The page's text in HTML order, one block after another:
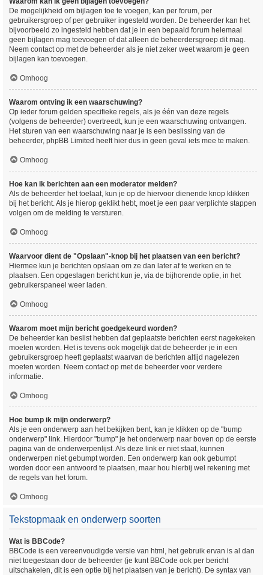
De mogelijkheid om bijlagen toe te voegen, kan per forum, per
gebruikersgroep of per gebruiker ingesteld worden. De beheerder kan het
bijvoorbeeld zo ingesteld hebben dat je in een bepaald forum helemaal
geen bijlagen mag toevoegen of dat alleen de beheerdersgroep dit mag.
Neem contact op met de beheerder als je niet zeker weet waarom je geen
bijlagen kan toevoegen.
Omhoog
Waarom ontving ik een waarschuwing?
Op ieder forum gelden specifieke regels, als je één van deze regels
(volgens de beheerder) overtreedt, kun je een waarschuwing ontvangen.
Het sturen van een waarschuwing naar je is een beslissing van de
beheerder, phpBB Limited heeft hier dus in geen geval iets mee te maken.
Omhoog
Hoe kan ik berichten aan een moderator melden?
Als de beheerder het toelaat, kun je op de hiervoor dienende knop klikken
bij het bericht. Als je hierop geklikt hebt, moet je een paar verplichte stappen
volgen om de melding te versturen.
Omhoog
Waarvoor dient de "Opslaan"-knop bij het plaatsen van een bericht?
Hiermee kun je berichten opslaan om ze dan later af te werken en te
plaatsen. Een opgeslagen bericht kun je, via de bijhorende optie, in het
gebruikerspaneel weer laden.
Omhoog
Waarom moet mijn bericht goedgekeurd worden?
De beheerder kan beslist hebben dat geplaatste berichten eerst nagekeken
moeten worden. Het is tevens ook mogelijk dat de beheerder je in een
gebruikersgroep heeft geplaatst waarvan de berichten altijd nagelezen
moeten worden. Neem contact op met de beheerder voor verdere
informatie.
Omhoog
Hoe bump ik mijn onderwerp?
Als je een onderwerp aan het bekijken bent, kan je klikken op de "bump
onderwerp" link. Hierdoor "bump" je het onderwerp naar boven op de eerste
pagina van de onderwerpenlijst. Als deze link er niet staat, kunnen
onderwerpen niet gebumpt worden. Een onderwerp kan ook gebumpt
worden door een antwoord te plaatsen, maar hou hierbij wel rekening met
de regels van het forum.
Omhoog
Tekstopmaak en onderwerp soorten
Wat is BBCode?
BBCode is een vereenvoudigde versie van html, het gebruik ervan is al dan
niet toegestaan door de beheerder (je kunt BBCode ook per bericht
uitschakelen, dit is een optie bij het plaatsen van je bericht). De syntax van